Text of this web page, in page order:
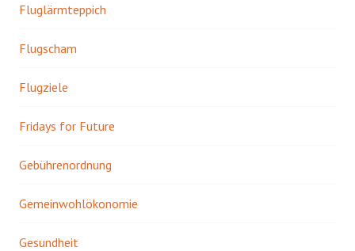
Fluglärmteppich
Flugscham
Flugziele
Fridays for Future
Gebührenordnung
Gemeinwohlökonomie
Gesundheit